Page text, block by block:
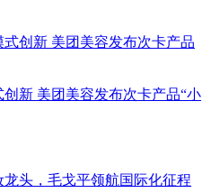
新 美团美容发布次卡产品“小
头，毛戈平领航国际化征程